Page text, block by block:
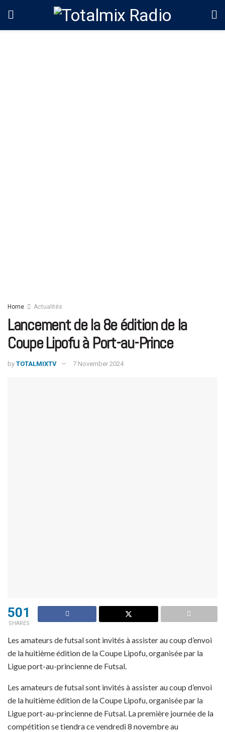
Home Actualités
Lancement de la 8e édition de la
Coupe Lipofu à Port-au-Prince
by TOTALMIXTV 7 November 2024
501
SHARES
Les amateurs de futsal sont invités à assister au coup d’envoi
de la huitième édition de la Coupe Lipofu, organisée par la
Ligue port-au-princienne de Futsal.
Les amateurs de futsal sont invités à assister au coup d’envoi
de la huitième édition de la Coupe Lipofu, organisée par la
Ligue port-au-princienne de Futsal. La première journée de la
compétition se tiendra ce vendredi 8 novembre au